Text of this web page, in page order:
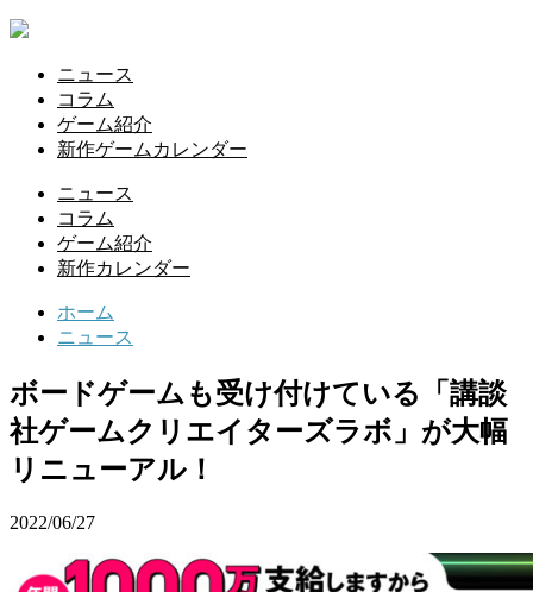
ニュース
コラム
ゲーム紹介
新作ゲームカレンダー
ニュース
コラム
ゲーム紹介
新作カレンダー
ホーム
ニュース
ボードゲームも受け付けている「講談
社ゲームクリエイターズラボ」が大幅
リニューアル！
2022/06/27